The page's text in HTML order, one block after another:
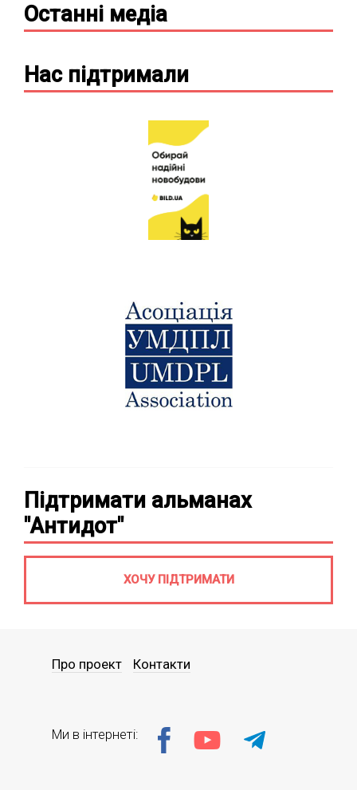
Останні медіа
Нас підтримали
Підтримати альманах
"Антидот"
ХОЧУ ПІДТРИМАТИ
Про проект Контакти
Ми в інтернеті: